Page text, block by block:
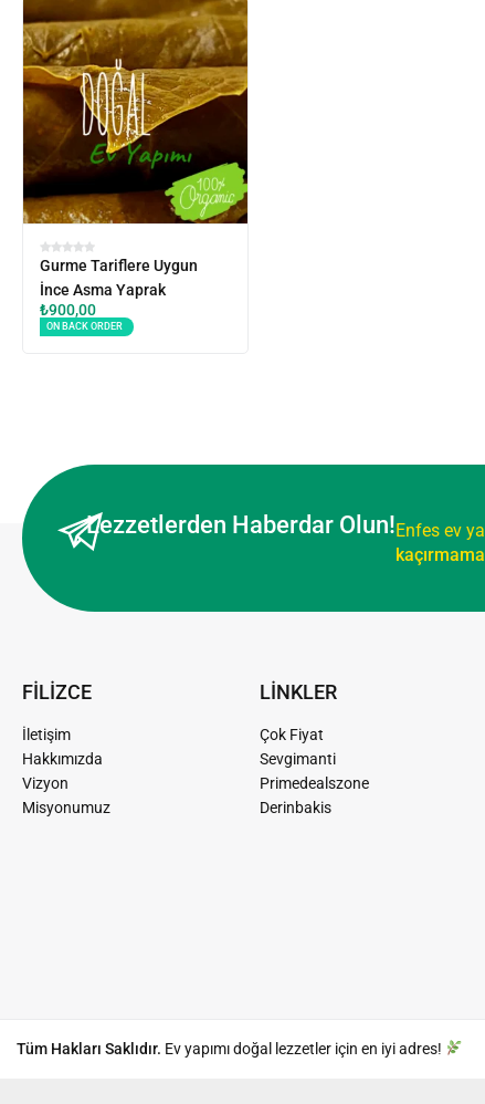
Gurme Tariflere Uygun
İnce Asma Yaprak
₺900,00
ON BACK ORDER
Lezzetlerden Haberdar Olun!Enfes ev
FİLİZCE
İletişim
Hakkımızda
Vizyon
Misyonumuz
LİNKLER
Çok Fiyat
Sevgimanti
Primedealszone
Derinbakis
Tüm Hakları Saklıdır. Ev yapımı doğal lezzetler için en iyi adres!